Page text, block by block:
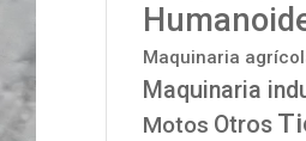
Maquinaria
Maquinaria
Motos Otros